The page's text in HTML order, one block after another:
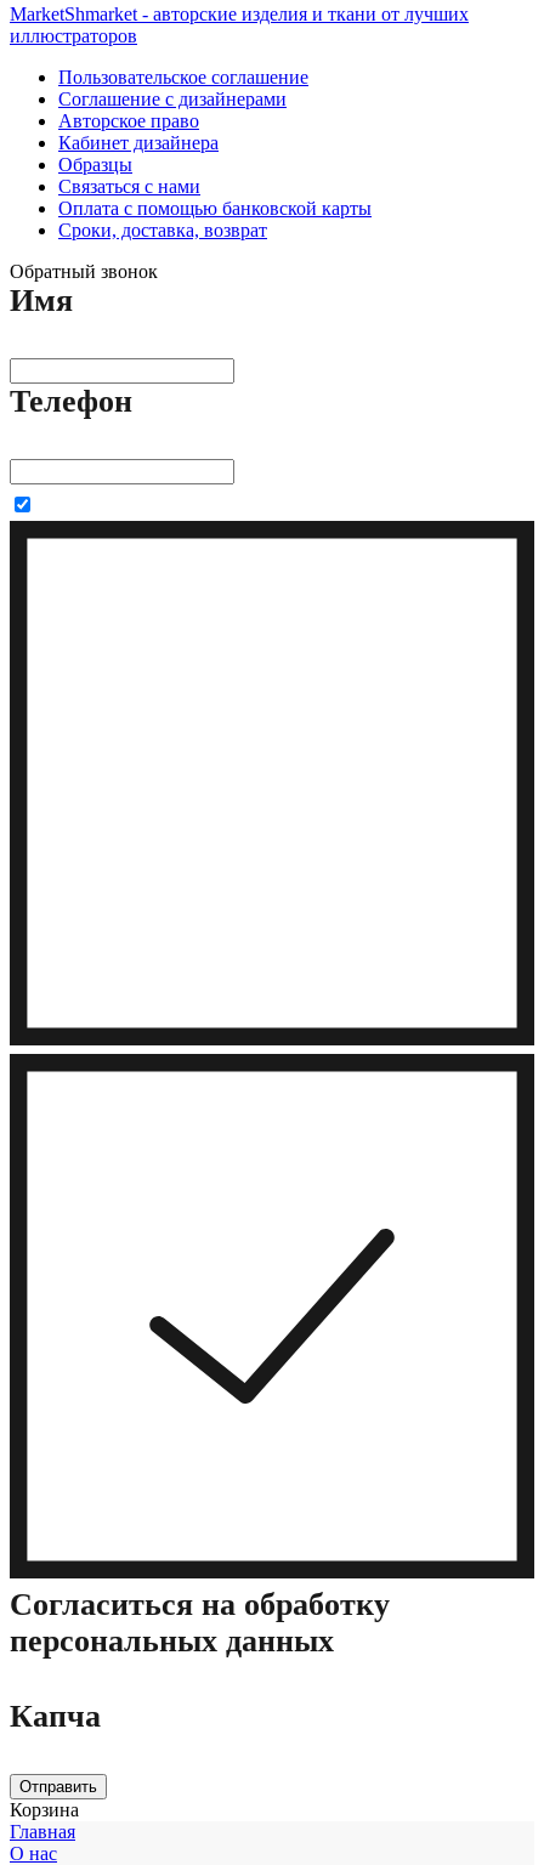
MarketShmarket - авторские изделия и ткани от лучших
иллюстраторов
Пользовательское соглашение
Соглашение с дизайнерами
Авторское право
Кабинет дизайнера
Образцы
Связаться с нами
Оплата с помощью банковской карты
Сроки, доставка, возврат
Обратный звонок
Имя
Телефон
Cогласиться на обработку
персональных данных
Капча
Отправить
Корзина
Главная
О нас